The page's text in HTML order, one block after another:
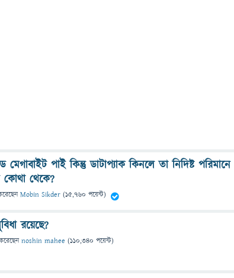
পাই কিন্তু ডাটাপ্যাক কিনলে তা নিদিষ্ট পরিমানে
থেকে?
Mobin Sikder (15,760 পয়েন্ট)
রয়েছে?
noshin mahee (110,340 পয়েন্ট)